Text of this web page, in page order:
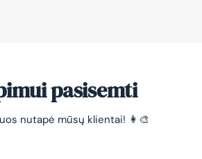
pasisemti
nutapė mūsų klientai! 👩‍🎨